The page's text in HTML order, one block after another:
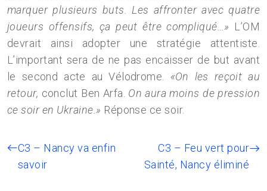
marquer plusieurs buts. Les affronter avec quatre
joueurs offensifs, ça peut être compliqué…» L’OM
devrait ainsi adopter une stratégie attentiste.
L’important sera de ne pas encaisser de but avant
le second acte au Vélodrome. «On les reçoit au
retour, conclut Ben Arfa. On aura moins de pression
ce soir en Ukraine.» Réponse ce soir.
C3 – Nancy va enfin
savoir
C3 – Feu vert pour
Sainté, Nancy éliminé